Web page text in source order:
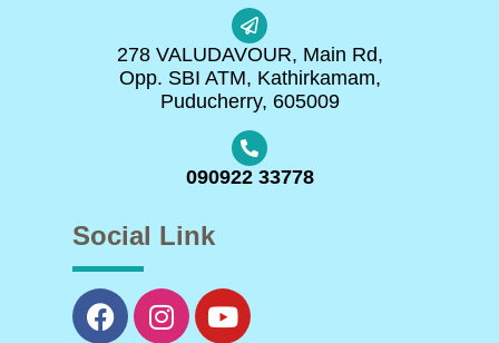
278 VALUDAVOUR, Main Rd,
Opp. SBI ATM, Kathirkamam,
Puducherry, 605009
090922 33778
Social Link